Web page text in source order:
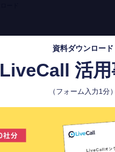
資料ダウンロード
LiveCall 活用
（フォーム入力1分）